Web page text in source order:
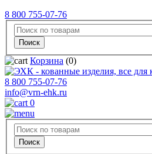
8 800 755-07-76
Корзина (0)
8 800 755-07-76
info@vrn-ehk.ru
0